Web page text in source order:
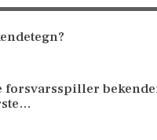
forsvarsspiller